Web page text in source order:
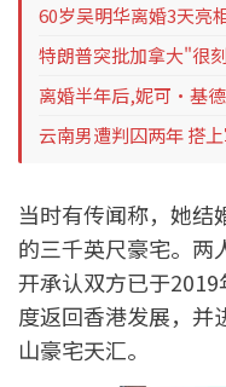
60岁吴明华离婚3天亮
特朗普突批加拿大"很
离婚半年后,妮可·基
云南男遭判囚两年 搭
当时有传闻称，她结
的三千英尺豪宅。两
开承认双方已于
度返回香港发展，并
山豪宅天汇。